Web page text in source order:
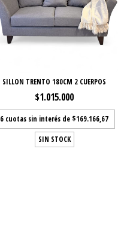
SILLON TRENTO 180CM 2 CUERPOS
$1.015.000
6 cuotas sin interés de $169.166,67
SIN STOCK